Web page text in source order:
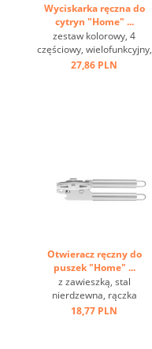
Wyciskarka ręczna do
cytryn "Home" ...
zestaw kolorowy, 4
częściowy, wielofunkcyjny,
w pudełku ...
27,86 PLN
Otwieracz ręczny do
puszek "Home" ...
z zawieszką, stal
nierdzewna, rączka
wydrążona ...
18,77 PLN